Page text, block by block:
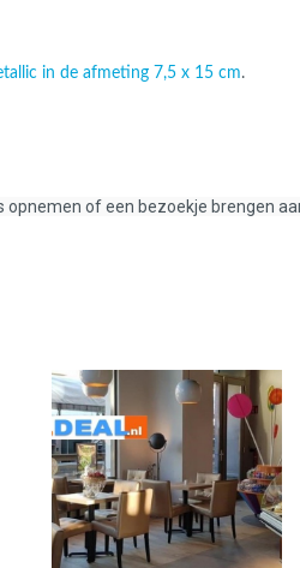
in de afmeting 7,5 x 15 cm.
of een bezoekje brengen